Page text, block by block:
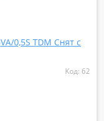
0,5S TDM Снят с
Код: 62